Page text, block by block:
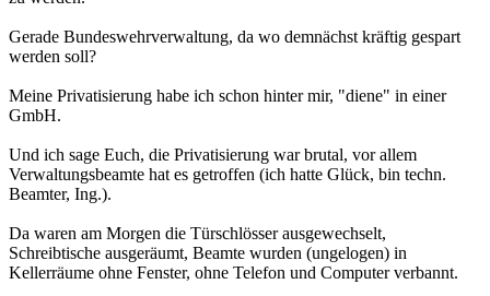
Gerade Bundeswehrverwaltung, da wo demnächst kräftig gespart
werden soll?
Meine Privatisierung habe ich schon hinter mir, "diene" in einer
GmbH.
Und ich sage Euch, die Privatisierung war brutal, vor allem
Verwaltungsbeamte hat es getroffen (ich hatte Glück, bin techn.
Beamter, Ing.).
Da waren am Morgen die Türschlösser ausgewechselt,
Schreibtische ausgeräumt, Beamte wurden (ungelogen) in
Kellerräume ohne Fenster, ohne Telefon und Computer verbannt.